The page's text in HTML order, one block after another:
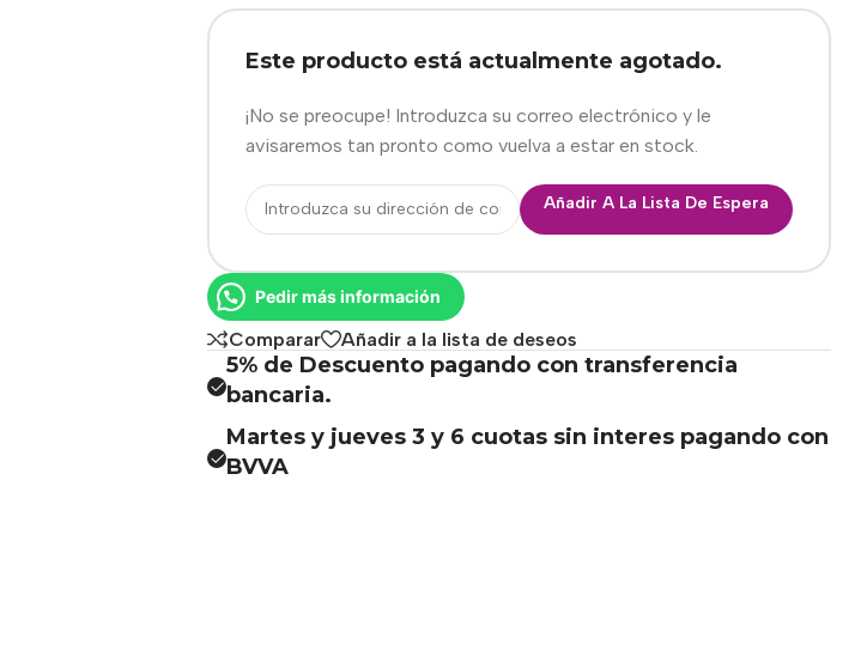
Este producto está actualmente agotado.
¡No se preocupe! Introduzca su correo electrónico y le
avisaremos tan pronto como vuelva a estar en stock.
Añadir A La Lista De Espera
Pedir más información
Comparar Añadir a la lista de deseos
5% de Descuento pagando con transferencia
bancaria.
Martes y jueves 3 y 6 cuotas sin interes pagando con
BVVA